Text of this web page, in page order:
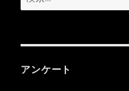
索:
アンケート